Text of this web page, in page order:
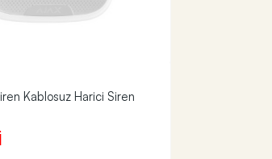
Kablosuz Harici Siren